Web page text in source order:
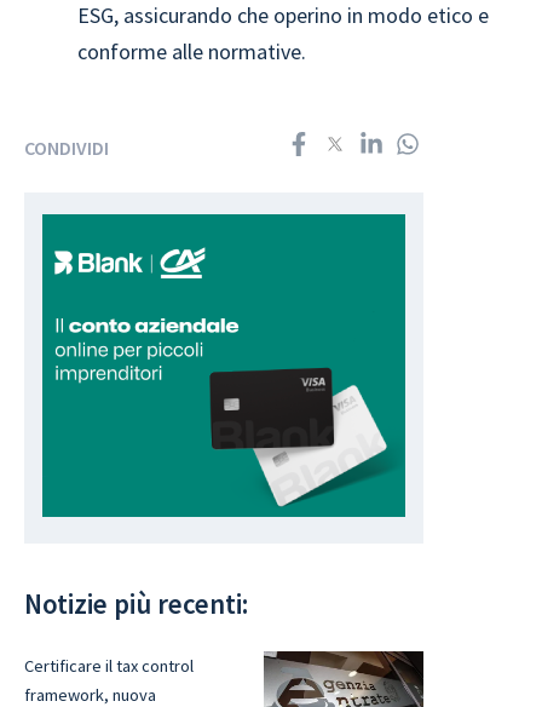
ESG, assicurando che operino in modo etico e
conforme alle normative.
CONDIVIDI
Notizie più recenti:
Certificare il tax control
framework, nuova